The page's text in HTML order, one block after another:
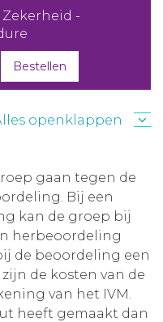
-
Bestellen
openklappen
gaan tegen de
Bij een
kan de groep bij
herbeoordeling
de beoordeling een
de kosten van de
van het IVM.
heeft gemaakt dan